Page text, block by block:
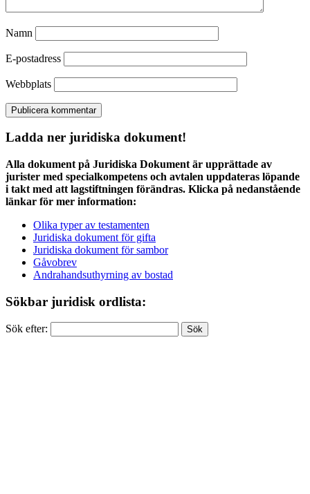
Namn
E-postadress
Webbplats
Ladda ner juridiska dokument!
Alla dokument på Juridiska Dokument är upprättade av
jurister med specialkompetens och avtalen uppdateras löpande
i takt med att lagstiftningen förändras. Klicka på nedanstående
länkar för mer information:
Olika typer av testamenten
Juridiska dokument för gifta
Juridiska dokument för sambor
Gåvobrev
Andrahandsuthyrning av bostad
Sökbar juridisk ordlista:
Sök efter: